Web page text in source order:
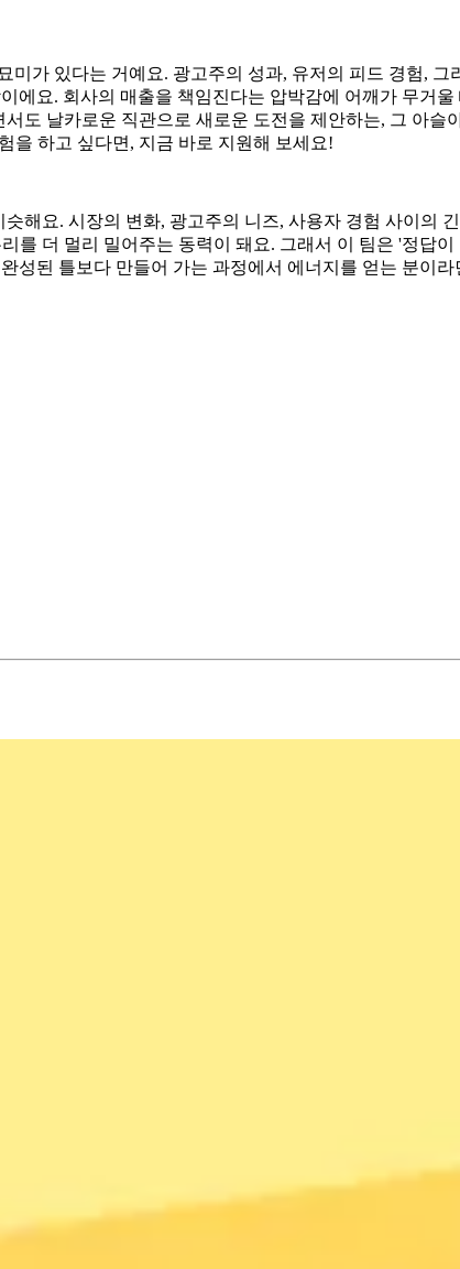
미가 있다는 거예요. 광고주의 성과, 유저의 피드 경험,
에요. 회사의 매출을 책임진다는 압박감에 어깨가 무거
도 날카로운 직관으로 새로운 도전을 제안하는, 그 아
을 하고 싶다면, 지금 바로 지원해 보세요!
해요. 시장의 변화, 광고주의 니즈, 사용자 경험 사이의
를 더 멀리 밀어주는 동력이 돼요. 그래서 이 팀은 '정답
성된 틀보다 만들어 가는 과정에서 에너지를 얻는 분이